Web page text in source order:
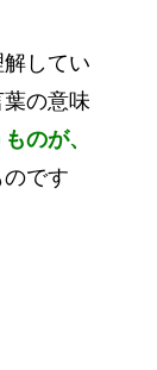
してい
の意味
のが、
です